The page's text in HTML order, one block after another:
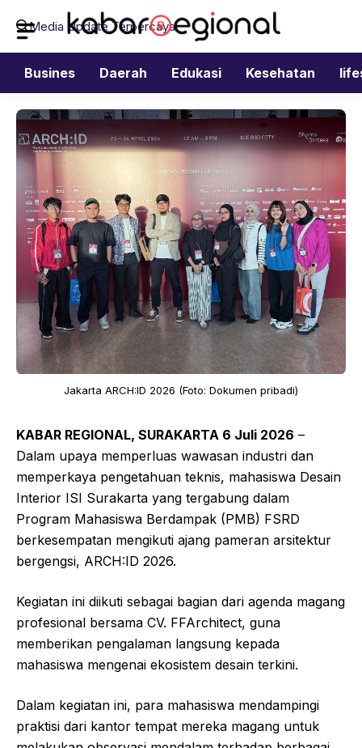
isi
Media Update Terpercaya
Busines Daerah Edukasi Kesehatan
Jakarta ARCH:ID 2026 (Foto: Dokumen pribadi)
KABAR REGIONAL, SURAKARTA 6 Juli 2026 –
Dalam upaya memperluas wawasan industri dan
memperkaya pengetahuan teknis, mahasiswa Desain
Interior ISI Surakarta yang tergabung dalam
Program Mahasiswa Berdampak (PMB) FSRD
berkesempatan mengikuti ajang pameran arsitektur
bergengsi, ARCH:ID 2026.
Kegiatan ini diikuti sebagai bagian dari agenda magang
profesional bersama CV. FFArchitect, guna
memberikan pengalaman langsung kepada
mahasiswa mengenai ekosistem desain terkini.
Dalam kegiatan ini, para mahasiswa mendampingi
praktisi dari kantor tempat mereka magang untuk